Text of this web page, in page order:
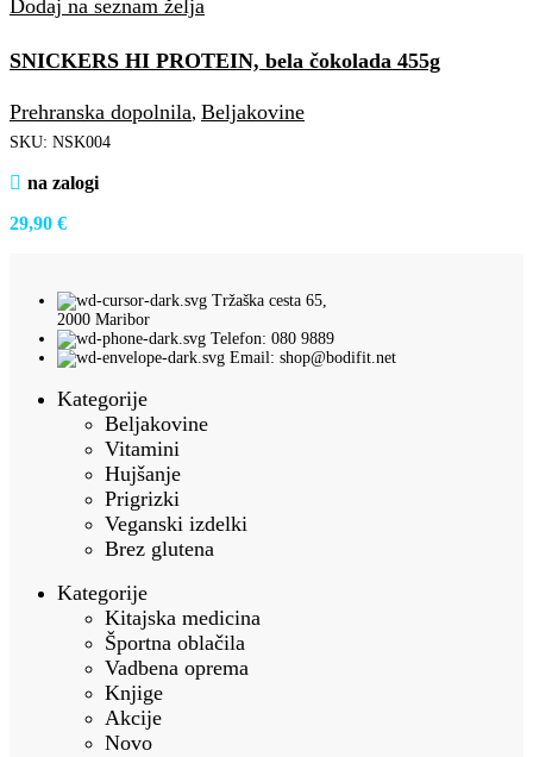
Dodaj na seznam želja
SNICKERS HI PROTEIN, bela čokolada 455g
Prehranska dopolnila, Beljakovine
SKU: NSK004
na zalogi
29,90 €
Tržaška cesta 65,
2000 Maribor
Telefon: 080 9889
Email: shop@bodifit.net
Kategorije
Beljakovine
Vitamini
Hujšanje
Prigrizki
Veganski izdelki
Brez glutena
Kategorije
Kitajska medicina
Športna oblačila
Vadbena oprema
Knjige
Akcije
Novo